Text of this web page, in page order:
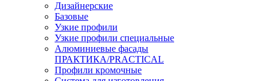
Дизайнерские
Базовые
Узкие профили
Узкие профили специальные
Алюминиевые фасады
ПРАКТИКА/PRACTICAL
Профили кромочные